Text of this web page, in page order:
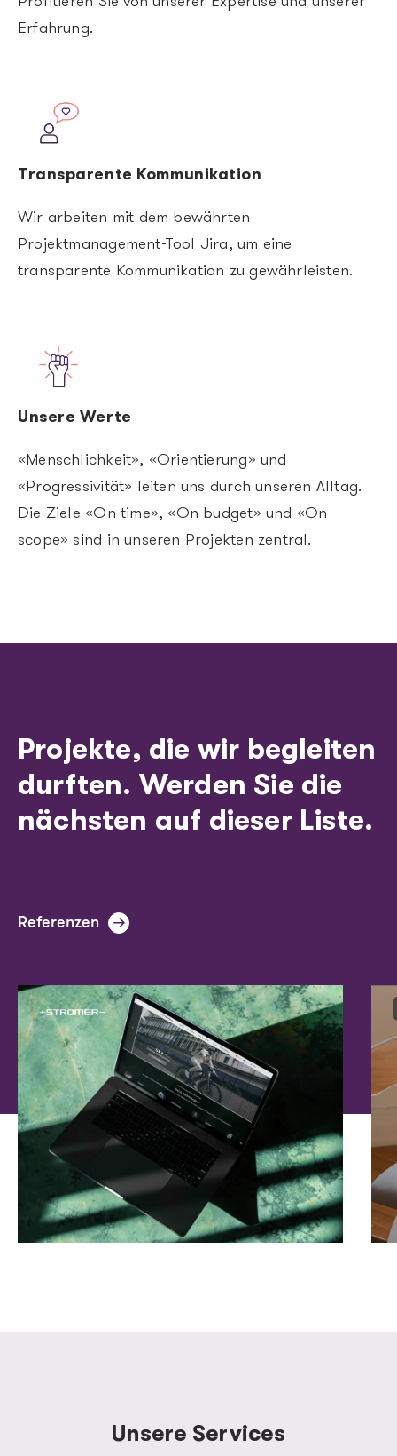
Erfahrung.
Image
Transparente Kommunikation
Wir arbeiten mit dem bewährten
Projektmanagement-Tool Jira, um eine
transparente Kommunikation zu gewährleisten.
Image
Unsere Werte
«Menschlichkeit», «Orientierung» und
«Progressivität» leiten uns durch unseren Alltag.
Die Ziele «On time», «On budget» und «On
scope» sind in unseren Projekten zentral.
Projekte, die wir begleiten
durften. Werden Sie die
nächsten auf dieser Liste.
Referenzen
Image
Image
Unsere Services